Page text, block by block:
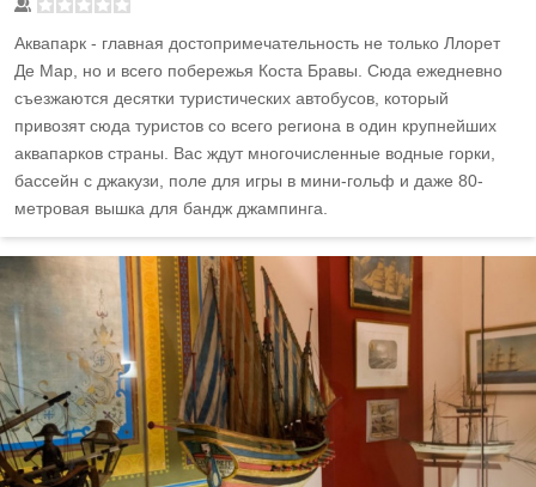
Аквапарк - главная достопримечательность не только Ллорет
Де Мар, но и всего побережья Коста Бравы. Сюда ежедневно
съезжаются десятки туристических автобусов, который
привозят сюда туристов со всего региона в один крупнейших
аквапарков страны. Вас ждут многочисленные водные горки,
бассейн с джакузи, поле для игры в мини-гольф и даже 80-
метровая вышка для бандж джампинга.